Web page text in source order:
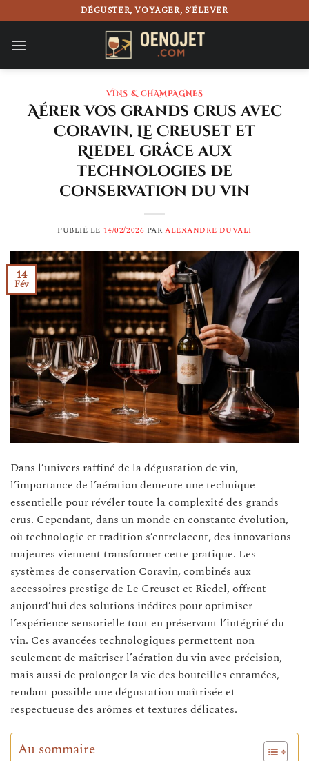
au
contenu
DÉGUSTER, VOYAGER, S’ÉLEVER
VINS & CHAMPAGNES
Aérer vos grands crus avec
Coravin, Le Creuset et
Riedel grâce aux
technologies de
conservation du vin
PUBLIÉ LE 14/02/2026 PARALEXANDRE DUVALI
14
Fév
Dans l’univers raffiné de la dégustation de vin,
l’importance de l’aération demeure une technique
essentielle pour révéler toute la complexité des grands
crus. Cependant, dans un monde en constante évolution,
où technologie et tradition s’entrelacent, des innovations
majeures viennent transformer cette pratique. Les
systèmes de conservation Coravin, combinés aux
accessoires prestige de Le Creuset et Riedel, offrent
aujourd’hui des solutions inédites pour optimiser
l’expérience sensorielle tout en préservant l’intégrité du
vin. Ces avancées technologiques permettent non
seulement de maîtriser l’aération du vin avec précision,
mais aussi de prolonger la vie des bouteilles entamées,
rendant possible une dégustation maîtrisée et
respectueuse des arômes et textures délicates.
Au sommaire